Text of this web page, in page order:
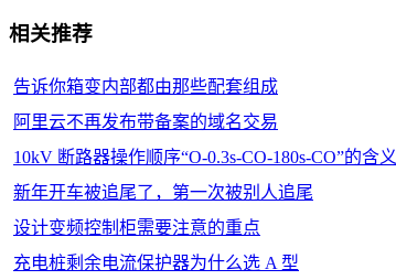
相关推荐
告诉你箱变内部都由那些配套组成
阿里云不再发布带备案的域名交易
10kV 断路器操作顺序“O-0.3s-CO-180s-CO”的含义
新年开车被追尾了，第一次被别人追尾
设计变频控制柜需要注意的重点
充电桩剩余电流保护器为什么选 A 型